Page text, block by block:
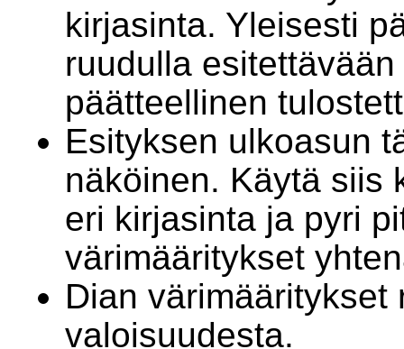
kirjasinta. Yleisesti
ruudulla
päätteellinen
Esityksen ulkoasun
näköinen. Käytä siis
eri kirjasinta ja pyri
värimääritykset
Dian
valoisuudesta.